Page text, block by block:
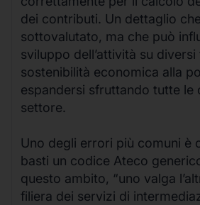
dei contributi. Un dettaglio
sottovalutato, ma che può
sviluppo dell’attività su
sostenibilità economica alla
espandersi sfruttando tutte le
settore.
Uno degli errori più comuni è
basti un codice Ateco
questo ambito, “uno valga
filiera dei servizi di